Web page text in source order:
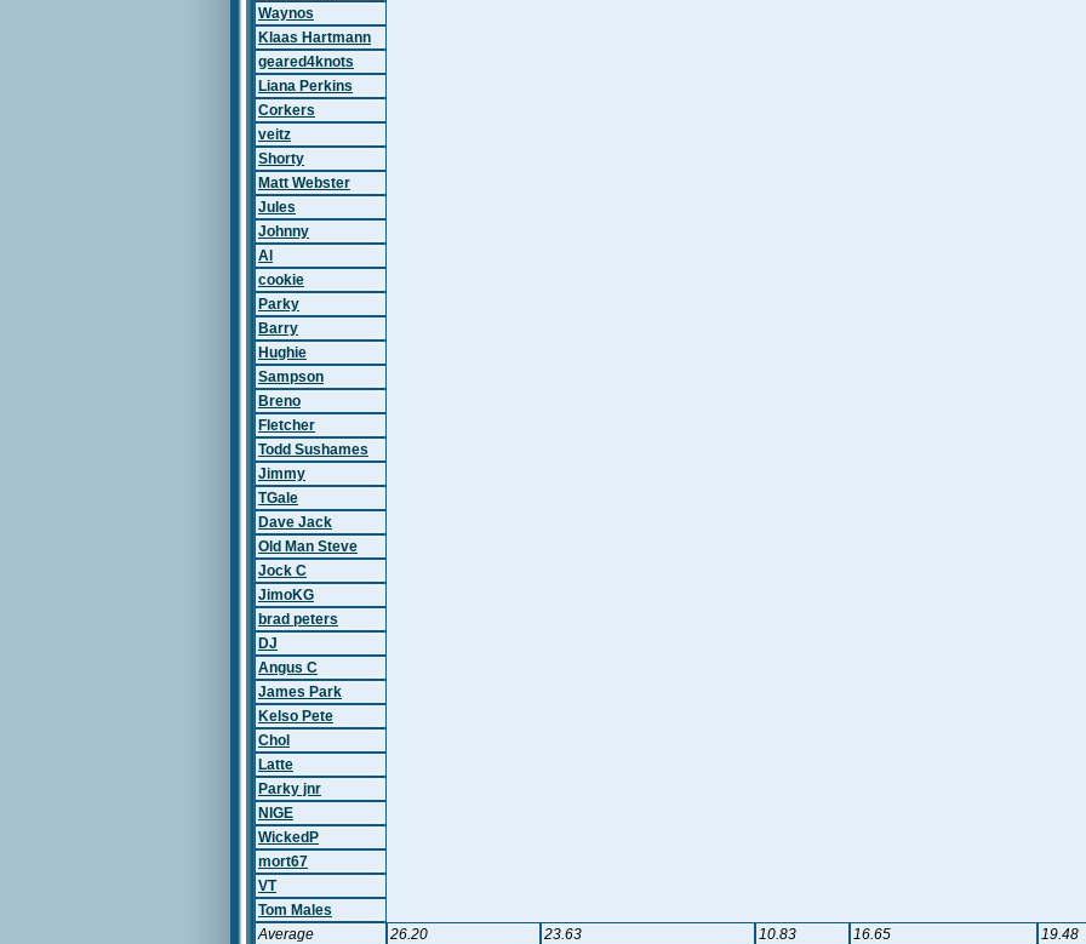
Waynos
Klaas Hartmann
geared4knots
Liana Perkins
Corkers
veitz
Shorty
Matt Webster
Jules
Johnny
Al
cookie
Parky
Barry
Hughie
Sampson
Breno
Fletcher
Todd Sushames
Jimmy
TGale
Dave Jack
Old Man Steve
Jock C
JimoKG
brad peters
DJ
Angus C
James Park
Kelso Pete
Chol
Latte
Parky jnr
NIGE
WickedP
mort67
VT
Tom Males
Average
26.20 23.63 10.83 16.65 19.48